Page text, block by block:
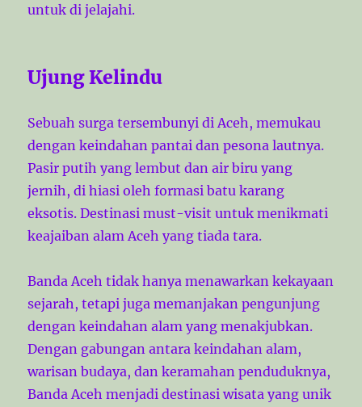
untuk di jelajahi.
Ujung Kelindu
Sebuah surga tersembunyi di Aceh, memukau
dengan keindahan pantai dan pesona lautnya.
Pasir putih yang lembut dan air biru yang
jernih, di hiasi oleh formasi batu karang
eksotis. Destinasi must-visit untuk menikmati
keajaiban alam Aceh yang tiada tara.
Banda Aceh tidak hanya menawarkan kekayaan
sejarah, tetapi juga memanjakan pengunjung
dengan keindahan alam yang menakjubkan.
Dengan gabungan antara keindahan alam,
warisan budaya, dan keramahan penduduknya,
Banda Aceh menjadi destinasi wisata yang unik